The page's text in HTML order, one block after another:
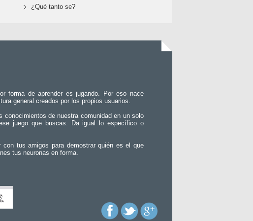
¿Qué tanto se?
forma de aprender es jugando. Por eso nace
general creados por los propios usuarios.
conocimientos de nuestra comunidad en un solo
juego que buscas. Da igual lo específico o
con tus amigos para demostrar quién es el que
tus neuronas en forma.